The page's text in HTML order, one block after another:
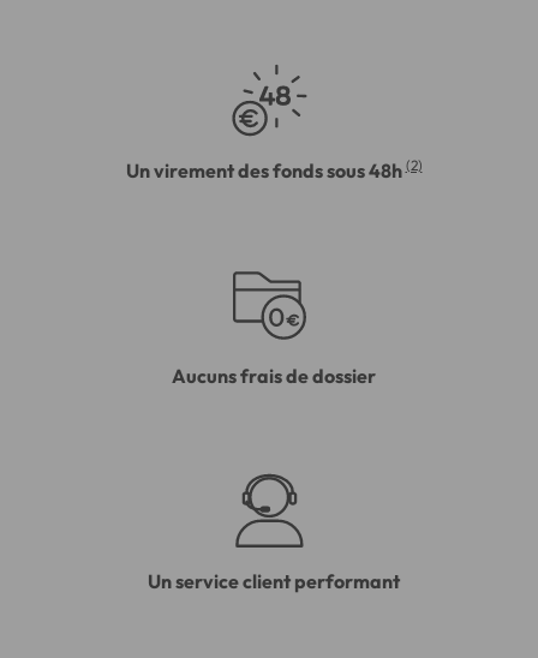
Un virement des fonds sous 48h (2)
Aucuns frais de dossier
Un service client performant